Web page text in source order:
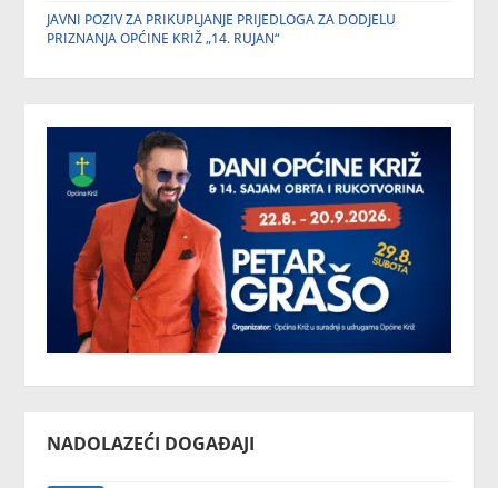
JAVNI POZIV ZA PRIKUPLJANJE PRIJEDLOGA ZA DODJELU
PRIZNANJA OPĆINE KRIŽ „14. RUJAN“
NADOLAZEĆI DOGAĐAJI